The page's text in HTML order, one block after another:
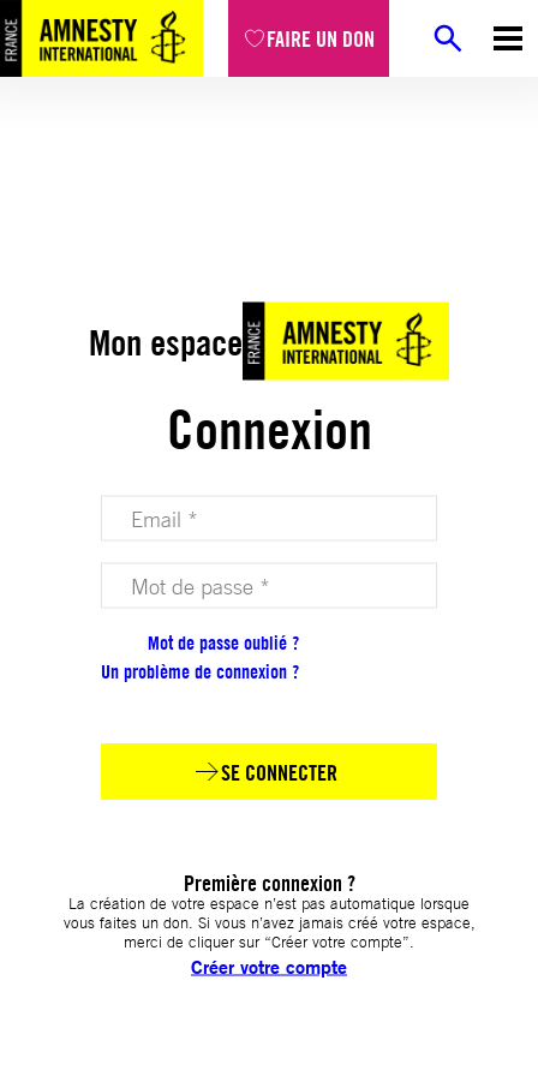
FAIRE UN DON
Mon espace
Connexion
Votre adresse email (obligatoire)
Votre mot de passe (obligatoire)
Mot de passe oublié ?
Un problème de connexion ?
SE CONNECTER
Première connexion ?
La création de votre espace n’est pas automatique lorsque
vous faites un don. Si vous n’avez jamais créé votre espace,
merci de cliquer sur “Créer votre compte”.
Créer votre compte